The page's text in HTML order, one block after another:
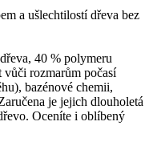
a ušlechtilostí dřeva bez
40 % polymeru
rozmarům počasí
bazénové chemii,
je jejich dlouholetá
Oceníte i oblíbený